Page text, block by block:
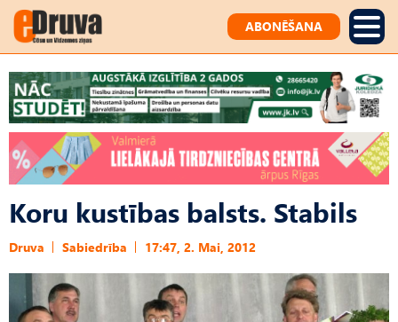
ABONĒŠANA
Koru kustības balsts. Stabils
Druva Sabiedrība 17:47, 2. Mai, 2012